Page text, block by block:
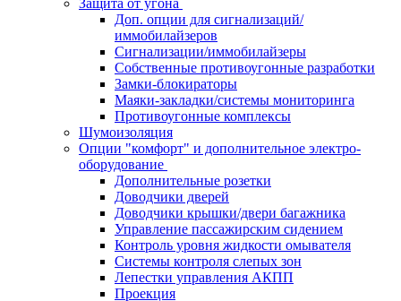
Защита от угона
Доп. опции для сигнализаций/
иммобилайзеров
Сигнализации/иммобилайзеры
Собственные противоугонные разработки
Замки-блокираторы
Маяки-закладки/системы мониторинга
Противоугонные комплексы
Шумоизоляция
Опции "комфорт" и дополнительное электро-
оборудование
Дополнительные розетки
Доводчики дверей
Доводчики крышки/двери багажника
Управление пассажирским сидением
Контроль уровня жидкости омывателя
Системы контроля слепых зон
Лепестки управления АКПП
Проекция